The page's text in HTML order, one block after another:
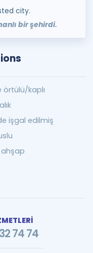
city.
bir şehirdi.
örtülü/kaplı
işgal edilmiş
74 74